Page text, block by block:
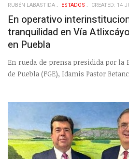
RUBÉN LABASTIDA ESTADOS CREATED: 14
En operativo
tranquilidad en Vía
en Puebla
En rueda de prensa presidida por la
de Puebla (FGE), Idamis Pastor